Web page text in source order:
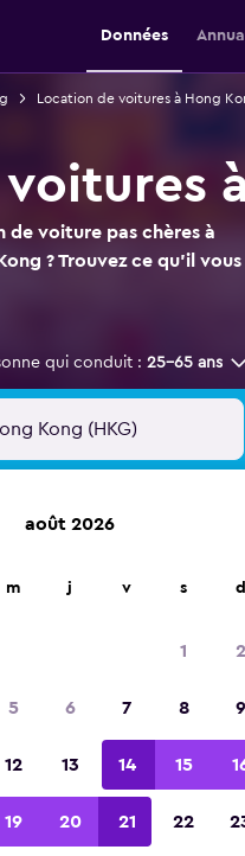
Données
Location de voitures à Hong
de voiture pas chères à
? Trouvez ce qu'il vous
qui conduit : 25-65 ans
de location dans
août 2026
m j v s d
1 2
5 6 7 8 9
12 13 14 15
19 20 21 22